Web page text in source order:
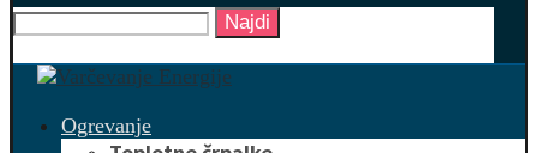
Najdi
Ogrevanje